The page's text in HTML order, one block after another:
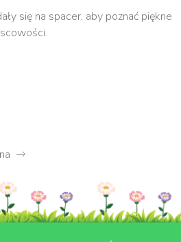
się na spacer, aby poznać piękne